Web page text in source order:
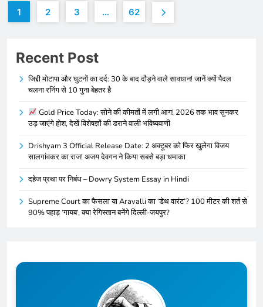
1 2 3 … 62
Recent Post
जिद्दी मोटापा और घुटनों का दर्द: 30 के बाद दौड़ने वाले सावधान! जानें क्यों पैदल
चलना रनिंग से 10 गुना बेहतर है
Gold Price Today: सोने की कीमतों में लगी आग! 2026 तक भाव सुनकर
उड़ जाएंगे होश, देखें विशेषज्ञों की डराने वाली भविष्यवाणी
Drishyam 3 Official Release Date: 2 अक्टूबर को फिर खुलेगा विजय
सालगांवकर का राज! अजय देवगन ने किया सबसे बड़ा धमाका
दहेज प्रथा पर निबंध – Dowry System Essay in Hindi
Supreme Court का फैसला या Aravalli का ‘डेथ वारंट’? 100 मीटर की शर्त से
90% पहाड़ ‘गायब’, क्या रेगिस्तान बनेंगे दिल्ली-जयपुर?